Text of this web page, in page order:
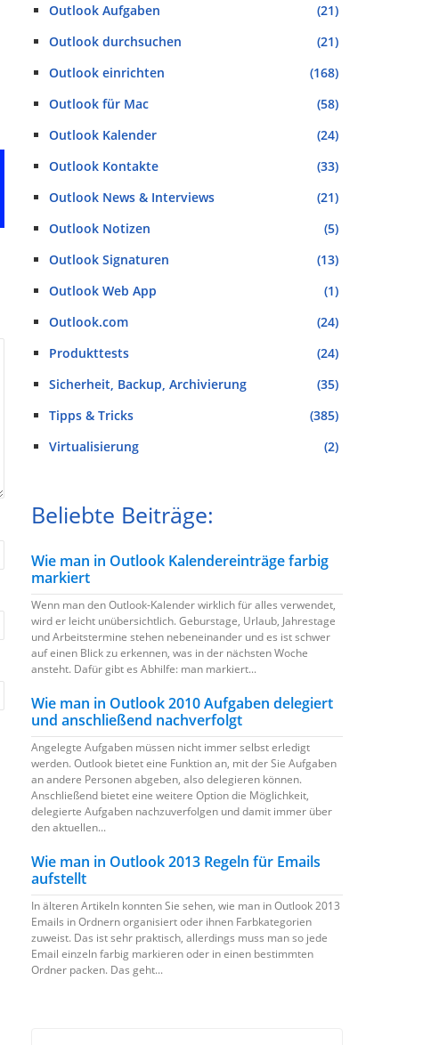
Outlook Aufgaben
(21)
Outlook durchsuchen
(21)
Outlook einrichten
(168)
Outlook für Mac
(58)
Outlook Kalender
(24)
Outlook Kontakte
(33)
Outlook News & Interviews
(21)
Outlook Notizen
(5)
Outlook Signaturen
(13)
Outlook Web App
(1)
Outlook.com
(24)
Produkttests
(24)
Sicherheit, Backup, Archivierung
(35)
Tipps & Tricks
(385)
Virtualisierung
(2)
Beliebte Beiträge:
Wie man in Outlook Kalendereinträge farbig
markiert
Wenn man den Outlook-Kalender wirklich für alles verwendet,
wird er leicht unübersichtlich. Geburstage, Urlaub, Jahrestage
und Arbeitstermine stehen nebeneinander und es ist schwer
auf einen Blick zu erkennen, was in der nächsten Woche
ansteht. Dafür gibt es Abhilfe: man markiert...
Wie man in Outlook 2010 Aufgaben delegiert
und anschließend nachverfolgt
Angelegte Aufgaben müssen nicht immer selbst erledigt
werden. Outlook bietet eine Funktion an, mit der Sie Aufgaben
an andere Personen abgeben, also delegieren können.
Anschließend bietet eine weitere Option die Möglichkeit,
delegierte Aufgaben nachzuverfolgen und damit immer über
den aktuellen...
Wie man in Outlook 2013 Regeln für Emails
aufstellt
In älteren Artikeln konnten Sie sehen, wie man in Outlook 2013
Emails in Ordnern organisiert oder ihnen Farbkategorien
zuweist. Das ist sehr praktisch, allerdings muss man so jede
Email einzeln farbig markieren oder in einen bestimmten
Ordner packen. Das geht...